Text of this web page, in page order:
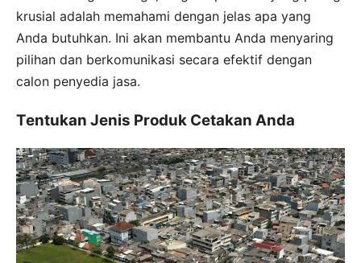
krusial adalah memahami dengan jelas apa yang
Anda butuhkan. Ini akan membantu Anda menyaring
pilihan dan berkomunikasi secara efektif dengan
calon penyedia jasa.
Tentukan Jenis Produk Cetakan Anda